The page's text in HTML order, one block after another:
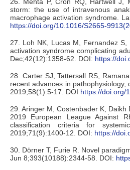
storm: the use of intravenous
macrophage activation syndrome.
https://doi.org/10.1016/S2665-
27. Loh NK, Lucas M, Fernandez
activation syndrome complicating
Dec;42(12):1358-62. DOI: https://
28. Carter SJ, Tattersall RS,
recent advances in
2019;58(1):5-17. DOI https://doi.org/
29. Aringer M, Costenbader K,
2019 European League Against
classification criteria for
2019;71(9):1400-12. DOI: https://
30. Dörner T, Furie R. Novel
Jun 8;393(10188):2344-58. DOI: